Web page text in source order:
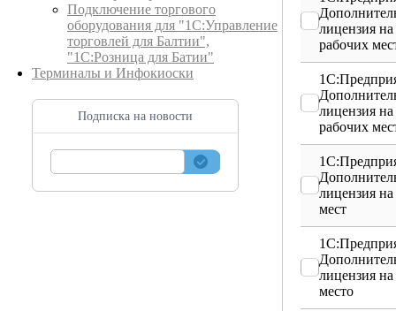
Подключение торгового
оборудования для "1С:Управление
торговлей для Балтии",
"1С:Розница для Батии"
Терминалы и Инфокиоски
Подписка на новости
лицензия на
рабочих
лицензия на
рабочих
лицензия
мест
лицензия на
место